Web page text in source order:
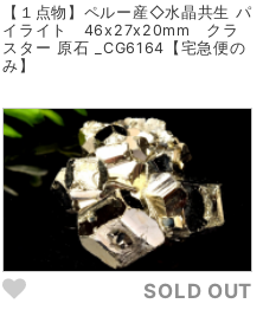
【１点物】ペルー産◇水晶共生 パ
イライト 46x27x20mm クラ
スター 原石 _CG6164【宅急便の
み】
SOLD OUT